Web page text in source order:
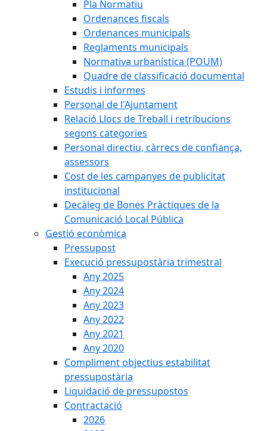
Pla Normatiu
Ordenances fiscals
Ordenances municipals
Reglaments municipals
Normativa urbanística (POUM)
Quadre de classificació documental
Estudis i informes
Personal de l'Ajuntament
Relació Llocs de Treball i retribucions
segons categories
Personal directiu, càrrecs de confiança,
assessors
Cost de les campanyes de publicitat
institucional
Decàleg de Bones Pràctiques de la
Comunicació Local Pública
Gestió econòmica
Pressupost
Execució pressupostària trimestral
Any 2025
Any 2024
Any 2023
Any 2022
Any 2021
Any 2020
Compliment objectius estabilitat
pressupostària
Liquidació de pressupostos
Contractació
2026